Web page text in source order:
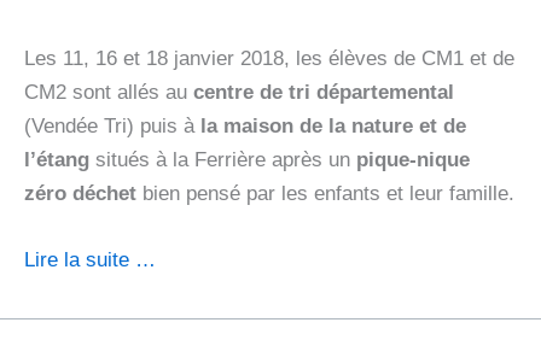
Les 11, 16 et 18 janvier 2018, les élèves de CM1 et de
CM2 sont allés au centre de tri départemental
(Vendée Tri) puis à la maison de la nature et de
l’étang situés à la Ferrière après un pique-nique
zéro déchet bien pensé par les enfants et leur famille.
Lire la suite …